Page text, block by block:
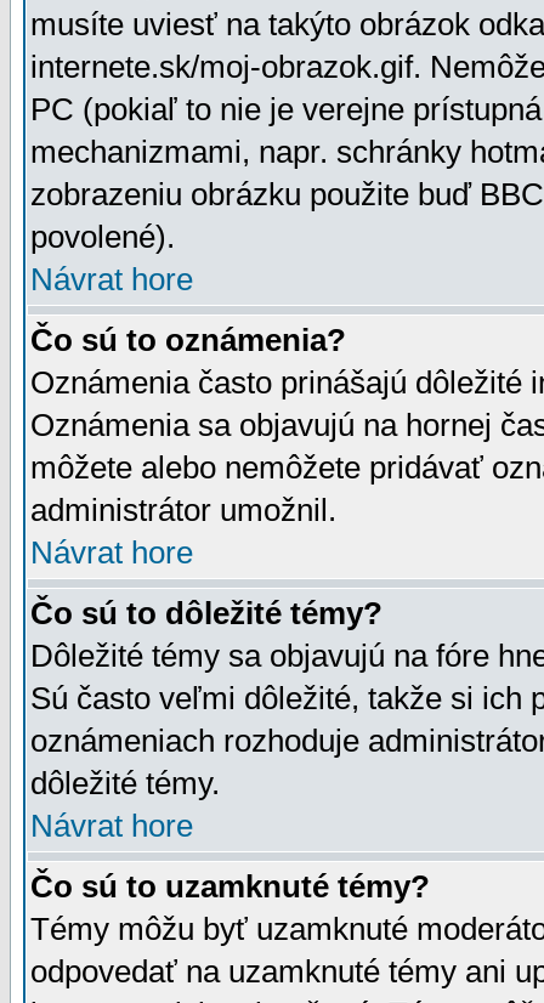
musíte uviesť na takýto obrázok
internete.sk/moj-obrazok.gif.
PC (pokiaľ to nie je verejne
mechanizmami, napr. schránky
zobrazeniu obrázku použite buď
povolené).
Návrat hore
Čo sú to oznámenia?
Oznámenia často prinášajú dôležité
Oznámenia sa objavujú na hornej
môžete alebo nemôžete pridávať
administrátor umožnil.
Návrat hore
Čo sú to dôležité témy?
Dôležité témy sa objavujú na fóre
Sú často veľmi dôležité, takže si ich
oznámeniach rozhoduje
dôležité témy.
Návrat hore
Čo sú to uzamknuté témy?
Témy môžu byť uzamknuté
odpovedať na uzamknuté témy ani